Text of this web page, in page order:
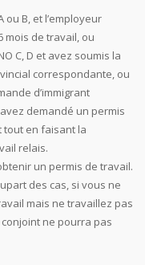
ou B, et l’employeur
mois de travail, ou
C, D et avez soumis la
correspondante, ou
d’immigrant
demandé un permis
tout en faisant la
relais.
un permis de travail.
des cas, si vous ne
mais ne travaillez pas
conjoint ne pourra pas